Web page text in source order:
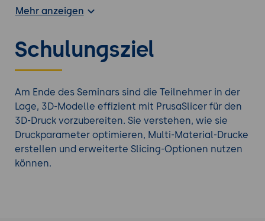
für verschiedene Materialien anpassen, Multi-
bieten den Teilnehmern die Möglichkeit, das
Gelernte direkt anzuwenden und ihre
Vertiefen Sie Ihr Wissen mit einer weiteren 3D-
Druck Schulungaus unserem Angebot.
Mehr anzeigen
Schulungsziel
Am Ende des Seminars sind die Teilnehmer in der
Lage, 3D-Modelle effizient mit PrusaSlicer für den
3D-Druck vorzubereiten. Sie verstehen, wie sie
Druckparameter optimieren, Multi-Material-Drucke
erstellen und erweiterte Slicing-Optionen nutzen
können.